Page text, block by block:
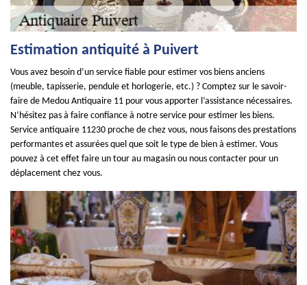
Estimation antiquité à Puivert
Vous avez besoin d’un service fiable pour estimer vos biens anciens
(meuble, tapisserie, pendule et horlogerie, etc.) ? Comptez sur le savoir-
faire de Medou Antiquaire 11 pour vous apporter l’assistance nécessaires.
N’hésitez pas à faire confiance à notre service pour estimer les biens.
Service antiquaire 11230 proche de chez vous, nous faisons des prestations
performantes et assurées quel que soit le type de bien à estimer. Vous
pouvez à cet effet faire un tour au magasin ou nous contacter pour un
déplacement chez vous.